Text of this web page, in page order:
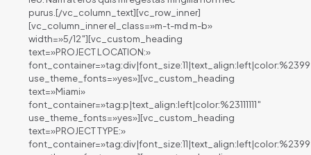
purus.[/vc_column_text][vc_row_inner]
[vc_column_inner el_class=»m-t-md m-b»
width=»5/12″][vc_custom_heading
text=»PROJECT LOCATION:»
use_theme_fonts=»yes»][vc_custom_heading
text=»Miami»
font_container=»tag:p|text_align:left|color:%23111111″
use_theme_fonts=»yes»][vc_custom_heading
text=»PROJECT TYPE:»